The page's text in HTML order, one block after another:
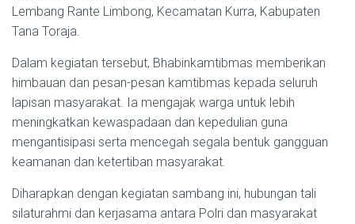
Lembang Rante Limbong, Kecamatan Kurra, Kabupaten
Tana Toraja.
Dalam kegiatan tersebut, Bhabinkamtibmas memberikan
himbauan dan pesan-pesan kamtibmas kepada seluruh
lapisan masyarakat. Ia mengajak warga untuk lebih
meningkatkan kewaspadaan dan kepedulian guna
mengantisipasi serta mencegah segala bentuk gangguan
keamanan dan ketertiban masyarakat.
Diharapkan dengan kegiatan sambang ini, hubungan tali
silaturahmi dan kerjasama antara Polri dan masyarakat